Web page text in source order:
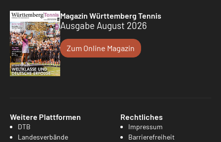
Magazin Württemberg Tennis
Ausgabe August 2026
Zum Online Magazin
Weitere Plattformen
DTB
Landesverbände
Rechtliches
Impressum
Barrierefreiheit